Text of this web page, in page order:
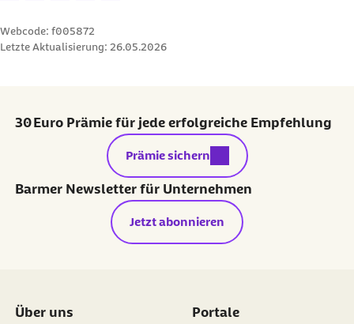
Webcode: f005872
Letzte Aktualisierung: 26.05.2026
30 Euro Prämie für jede erfolgreiche Empfehlung
externer Link:
Prämie sichern
Barmer Newsletter für Unternehmen
Jetzt abonnieren
Über uns Portale